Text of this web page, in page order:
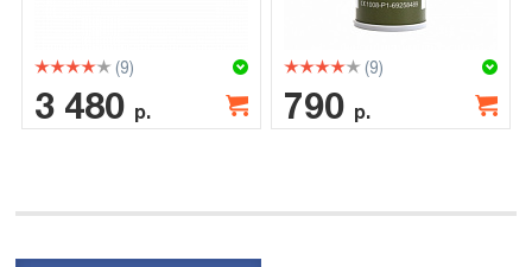
(9)
3 480 р.
(9)
790 р.